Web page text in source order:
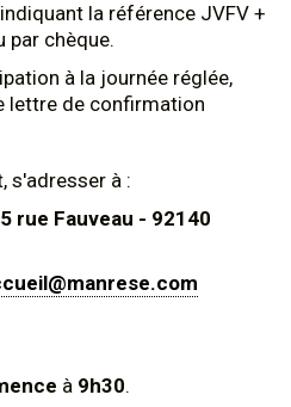
la référence JVFV +
par chèque.
à la journée réglée,
lettre de confirmation
s'adresser à :
rue Fauveau - 92140
à 9h30.